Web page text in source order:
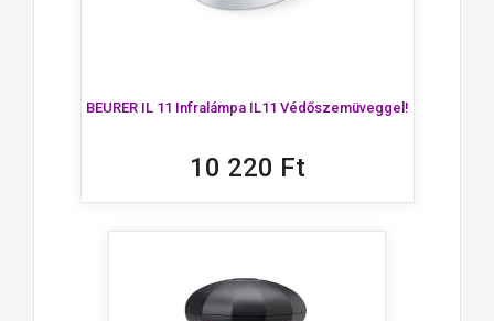
BEURER IL 11 Infralámpa IL11 Védőszemüveggel!
10 220 Ft